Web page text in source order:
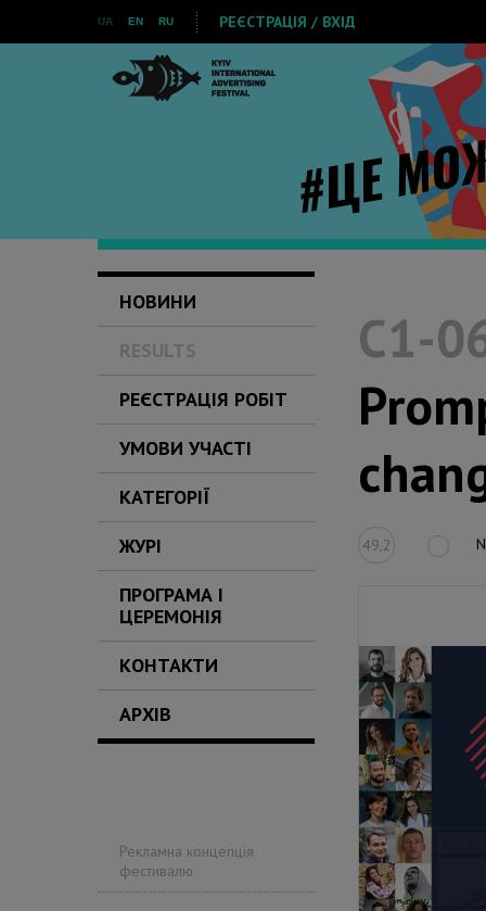
UA EN RU РЕЄСТРАЦІЯ / ВХІД
НОВИНИ
RESULTS
РЕЄСТРАЦІЯ РОБІТ
УМОВИ УЧАСТІ
КАТЕГОРІЇ
ЖУРІ
ПРОГРАМА І
ЦЕРЕМОНІЯ
КОНТАКТИ
АРХІВ
Рекламна концепція
фестивалю
C1-
49,2